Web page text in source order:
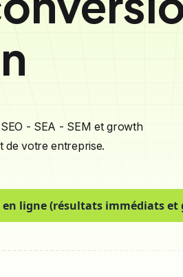
- SEA - SEM et growth
de votre entreprise.
en ligne (résultats immédiats